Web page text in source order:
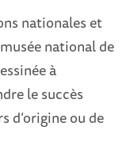
nationales et
national de
à
le succès
d’origine ou de